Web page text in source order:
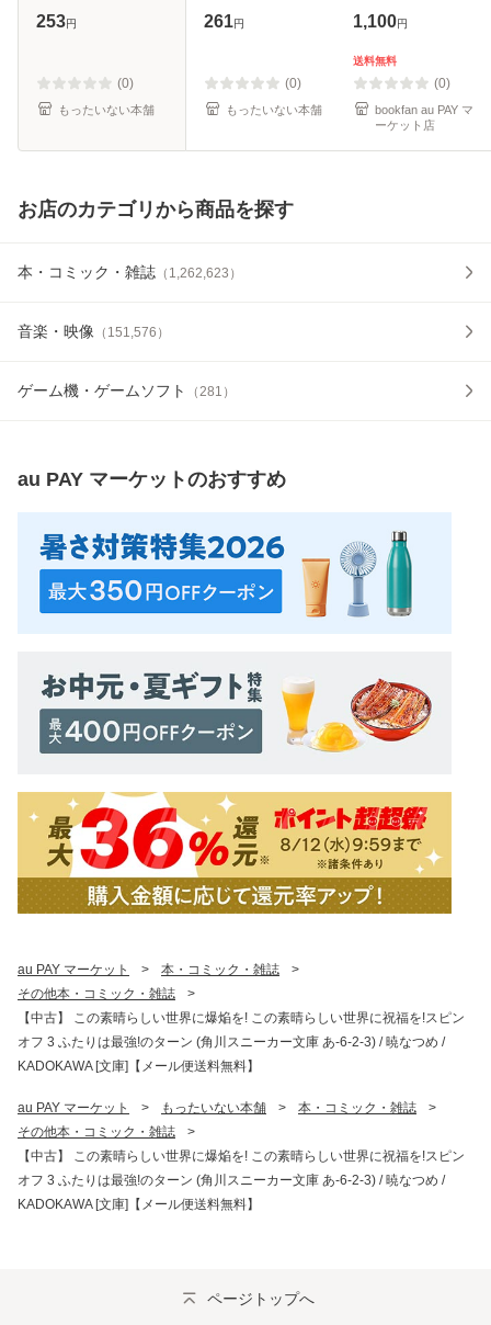
世界に祝福を!スピ
川スニーカー文庫
あ-6-2-3)
253円
(0)
もったいない本舗
[文庫]【メール便送
261円
(0)
もったいない本舗
1,100円
送料無料
(0)
bookfan au PAY マ
ーケット店
お店のカテゴリから商品を探す
本・コミック・雑誌 （ 1,262,623 ）
音楽・映像 （ 151,576 ）
ゲーム機・ゲームソフト （281 ）
au PAY マーケットのおすすめ
au PAY マーケット > 本・コミック・雑誌
>
その他本・コミック・雑誌
>
【中古】 この素晴らしい世界に爆焔を! この素晴らしい世界に祝福を!スピン
オフ 3 ふたりは最強!のターン (角川スニーカー文庫 あ-6-2-3) / 暁なつめ /
KADOKAWA [文庫]【メール便送料無料】
au PAY マーケット > もったいない本舗 > 本・コミック・雑誌
>
その他本・コミック・雑誌
>
【中古】 この素晴らしい世界に爆焔を! この素晴らしい世界に祝福を!スピン
オフ 3 ふたりは最強!のターン (角川スニーカー文庫 あ-6-2-3) / 暁なつめ /
KADOKAWA [文庫]【メール便送料無料】
ページトップへ